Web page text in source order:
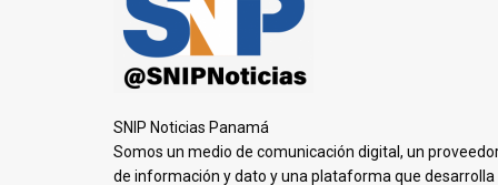
SNIP Noticias Panamá
Somos un medio de comunicación digital, un
de información y dato y una plataforma que desarrolla